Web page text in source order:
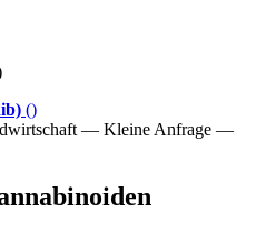
()
— Kleine Anfrage —